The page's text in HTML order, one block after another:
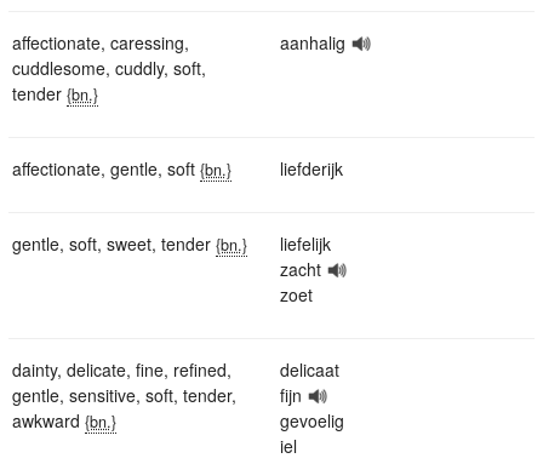
affectionate, caressing,
cuddlesome, cuddly, soft,
tender {bn.}
aanhalig
affectionate, gentle, soft {bn.} liefderijk
gentle, soft, sweet, tender {bn.}
liefelijk
zacht
zoet
dainty, delicate, fine, refined,
gentle, sensitive, soft, tender,
awkward {bn.}
delicaat
fijn
gevoelig
iel